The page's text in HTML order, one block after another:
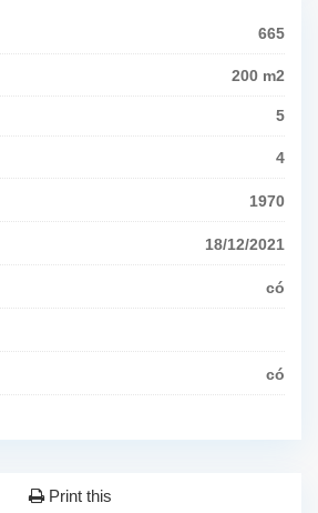
665
200 m2
5
4
1970
18/12/2021
có
có
Print this